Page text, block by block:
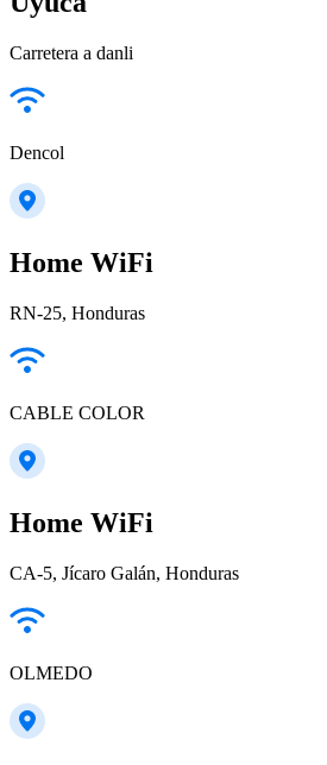
Carretera a danli
Dencol
Home WiFi
RN-25, Honduras
CABLE COLOR
Home WiFi
CA-5, Jícaro Galán, Honduras
OLMEDO